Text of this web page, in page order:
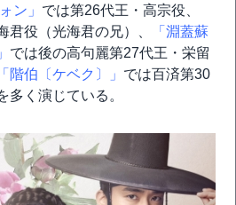
ン」 では第26代王・高宗役、
君役（光海君の兄）、
「淵蓋蘇
では後の高句麗第27代王・栄留
「階伯〔ケベク〕」 では百済第30
多く演じている。